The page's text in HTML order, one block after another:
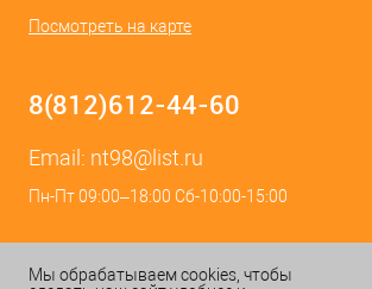
Посмотреть на карте
8(812)612-44-60
Email: nt98@list.ru
Пн-Пт 09:00–18:00 Сб-10:00-15:00
Мы обрабатываем cookies, чтобы